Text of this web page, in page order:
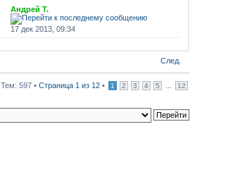
Андрей Т.
17 дек 2013, 09:34
След.
Тем: 597 • Страница 1 из 12 • 1 2 3 4 5 12